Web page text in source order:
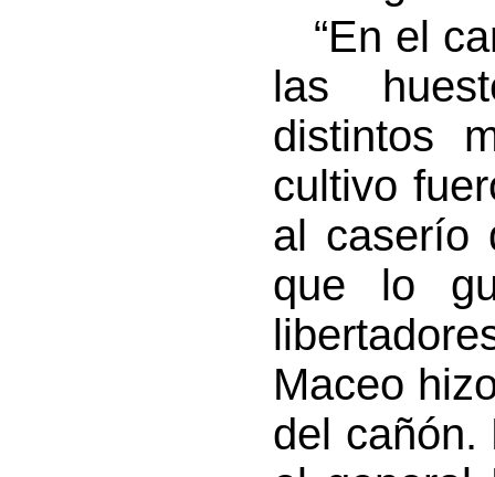
“En el
las
distintos
cultivo
al caserío
que lo
Maceo
del cañón.